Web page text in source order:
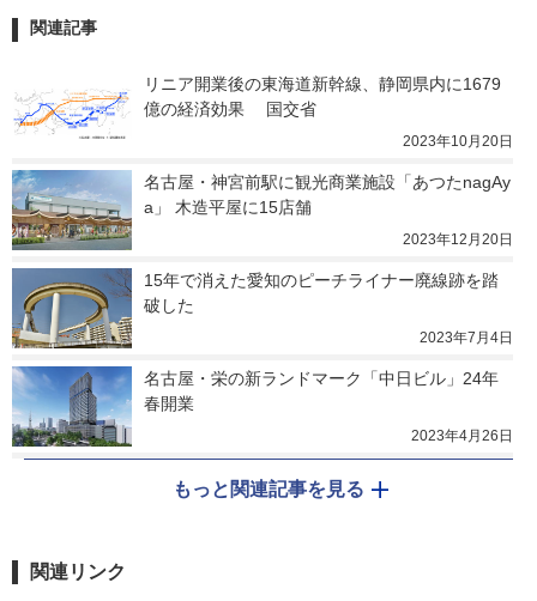
関連記事
リニア開業後の東海道新幹線、静岡県内に1679
億の経済効果 　国交省
2023年10月20日
名古屋・神宮前駅に観光商業施設「あつたnagAy
a」 木造平屋に15店舗
2023年12月20日
15年で消えた愛知のピーチライナー廃線跡を踏
破した
2023年7月4日
名古屋・栄の新ランドマーク「中日ビル」24年
春開業
2023年4月26日
もっと関連記事を見る
関連リンク